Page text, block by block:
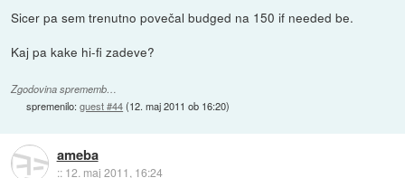
Sicer pa sem trenutno povečal budged na 150 if needed be.
Kaj pa kake hi-fi zadeve?
Zgodovina sprememb…
spremenilo:guest #44(12. maj 2011 ob 16:20)
ameba
:: 12. maj 2011, 16:24